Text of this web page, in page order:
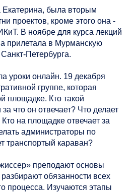
Екатерина, была вторым
проектов, кроме этого она -
В ноябре для курса лекций
прилетала в Мурманскую
Петербурга.
уроки онлайн. 19 декабря
группе, которая
площадке. Кто такой
что он отвечает? Что делает
на площадке отвечает за
администраторы по
транспортый караван?
преподают основы
обязанности всех
процесса. Изучаются этапы